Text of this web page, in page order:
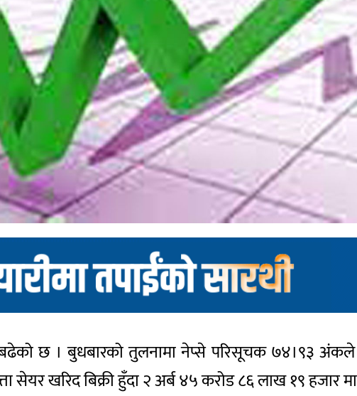
बढेको छ । बुधबारको तुलनामा नेप्से परिसूचक ७४।९३
सेयर खरिद बिक्री हुँदा २ अर्ब ४५ करोड ८६ लाख १९ हजार